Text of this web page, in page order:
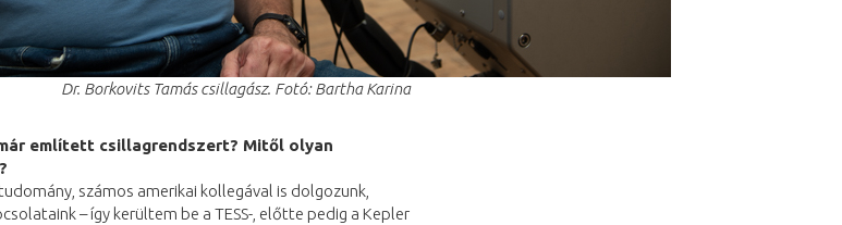
Dr. Borkovits Tamás csillagász. Fotó: Bartha Karina
említett csillagrendszert? Mitől olyan
számos amerikai kollegával is dolgozunk,
– így kerültem be a TESS-, előtte pedig a Kepler